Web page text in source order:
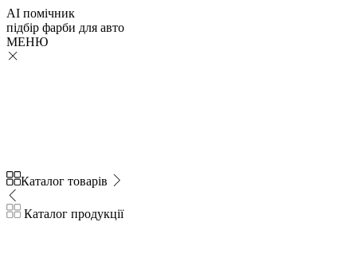
AI помічник
підбір фарби для авто
МЕНЮ
Каталог товарів
Каталог продукції